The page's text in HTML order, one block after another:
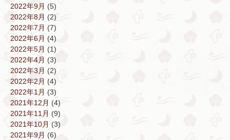
2022年9月 (5)
2022年8月 (2)
2022年7月 (7)
2022年6月 (4)
2022年5月 (1)
2022年4月 (3)
2022年3月 (2)
2022年2月 (4)
2022年1月 (3)
2021年12月 (4)
2021年11月 (9)
2021年10月 (3)
2021年9月 (6)